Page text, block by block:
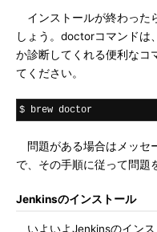
インストールが終わった
しょう。doctorコマンドは
か診断してくれる便利なコ
てください。
$ brew doctor
問題がある場合はメッセ
で、その手順に従って問題
Jenkinsのインストール
いよいよJenkinsのイン